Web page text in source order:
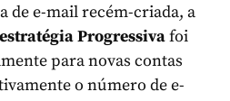
de e-mail recém-criada, a
estratégia Progressivafoi
para novas contas
o número de e-